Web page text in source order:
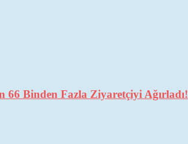
66 Binden Fazla Ziyaretçiyi Ağırladı!